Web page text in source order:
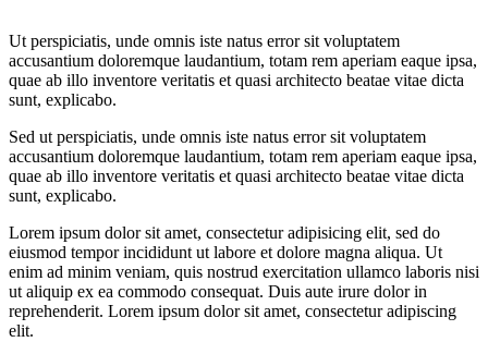
Ut perspiciatis, unde omnis iste natus error sit voluptatem
accusantium doloremque laudantium, totam rem aperiam eaque ipsa,
quae ab illo inventore veritatis et quasi architecto beatae vitae dicta
sunt, explicabo.
Sed ut perspiciatis, unde omnis iste natus error sit voluptatem
accusantium doloremque laudantium, totam rem aperiam eaque ipsa,
quae ab illo inventore veritatis et quasi architecto beatae vitae dicta
sunt, explicabo.
Lorem ipsum dolor sit amet, consectetur adipisicing elit, sed do
eiusmod tempor incididunt ut labore et dolore magna aliqua. Ut
enim ad minim veniam, quis nostrud exercitation ullamco laboris nisi
ut aliquip ex ea commodo consequat. Duis aute irure dolor in
reprehenderit. Lorem ipsum dolor sit amet, consectetur adipiscing
elit.